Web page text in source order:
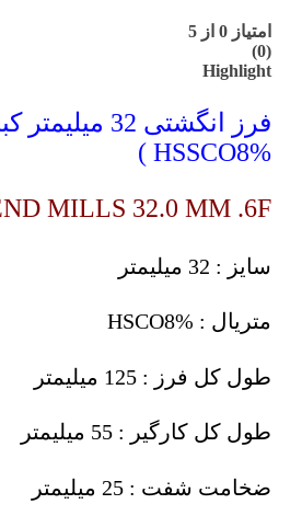
امتیاز 0 از 5
(0)
Highlight
فرز انگشتی 32
HSSCO8% )
MILLS 32.0 MM .6F
سایز : 32 میلیمتر
متریال : HSCO8%
طول کل فرز : 125 میلیمتر
طول کل کارگیر : 55 میلیمتر
ضخامت شفت : 25 میلیمتر